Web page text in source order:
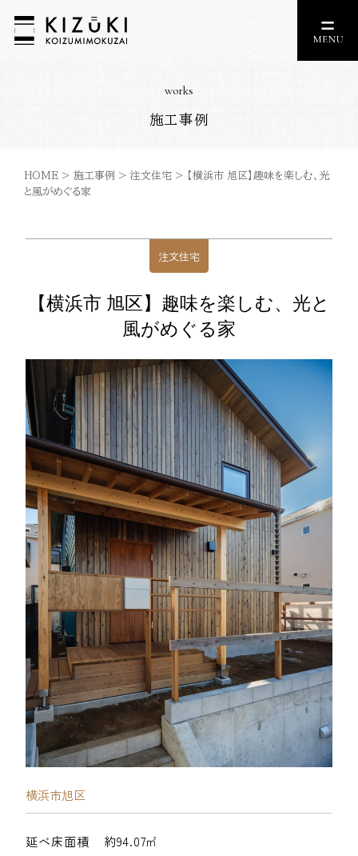
works
施工事例
HOME >施工事例 >注文住宅 >
【横浜市 旭区】趣味を楽しむ、光
と風がめぐる家
注文住宅
【横浜市 旭区】趣味を楽しむ、光と
風がめぐる家
横浜市旭区
延べ床面積
約94.07㎡